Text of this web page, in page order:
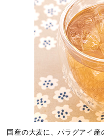
国産の大麦に、パラグアイ産